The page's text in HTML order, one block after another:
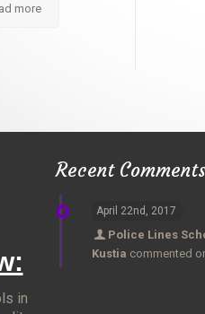
more
in
Recent
April 22nd, 2017
Police Lines
Kustia commented